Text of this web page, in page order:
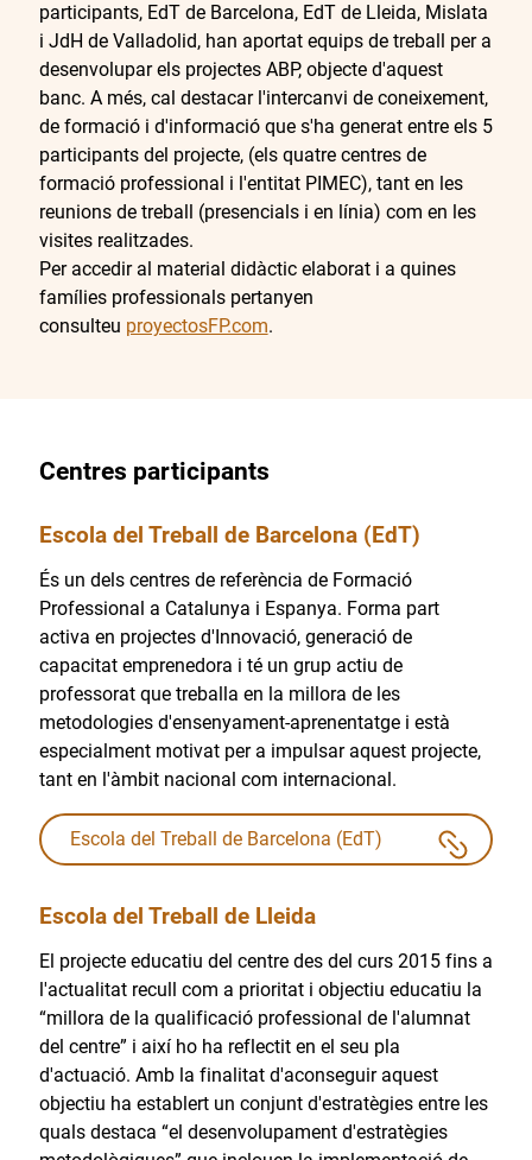
participants, EdT de Barcelona, EdT de Lleida, Mislata
i JdH de Valladolid, han aportat equips de treball per a
desenvolupar els projectes ABP, objecte d'aquest
banc. A més, cal destacar l'intercanvi de coneixement,
de formació i d'informació que s'ha generat entre els 5
participants del projecte, (els quatre centres de
formació professional i l'entitat PIMEC), tant en les
reunions de treball (presencials i en línia) com en les
visites realitzades.
Per accedir al material didàctic elaborat i a quines
famílies professionals pertanyen
consulteu proyectosFP.com.
Centres participants
Escola del Treball de Barcelona (EdT)
És un dels centres de referència de Formació
Professional a Catalunya i Espanya. Forma part
activa en projectes d'Innovació, generació de
capacitat emprenedora i té un grup actiu de
professorat que treballa en la millora de les
metodologies d'ensenyament-aprenentatge i està
especialment motivat per a impulsar aquest projecte,
tant en l'àmbit nacional com internacional.
Escola del Treball de Barcelona (EdT)
Escola del Treball de Lleida
El projecte educatiu del centre des del curs 2015 fins a
l'actualitat recull com a prioritat i objectiu educatiu la
“millora de la qualificació professional de l'alumnat
del centre” i així ho ha reflectit en el seu pla
d'actuació. Amb la finalitat d'aconseguir aquest
objectiu ha establert un conjunt d'estratègies entre les
quals destaca “el desenvolupament d'estratègies